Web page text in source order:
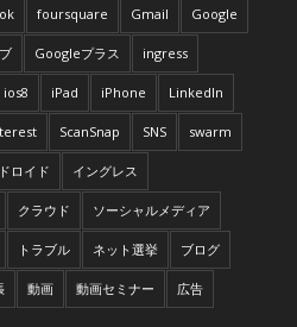
foursquare Gmail Google
Googleプラス ingress
ios8 iPad iPhone LinkedIn
ScanSnap SNS swarm
ロイド イングレス
クラウド ソーシャルメディア
トラブル ネット選挙 ブログ
動画 動画セミナー 広告